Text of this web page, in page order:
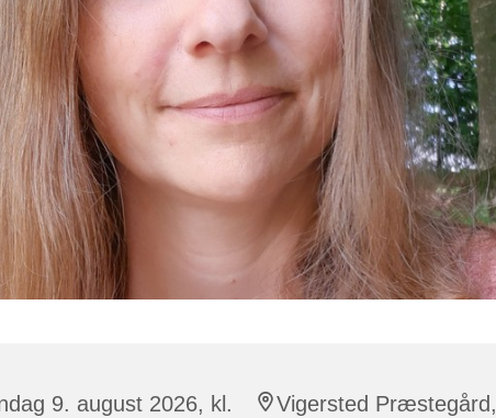
9. august 2026, kl. Vigersted Præstegård,